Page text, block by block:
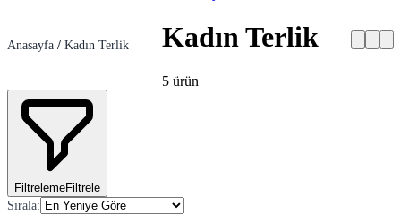
Anasayfa / Kadın Terlik Kadın Terlik
5 ürün
FiltrelemeFiltrele
Sırala: